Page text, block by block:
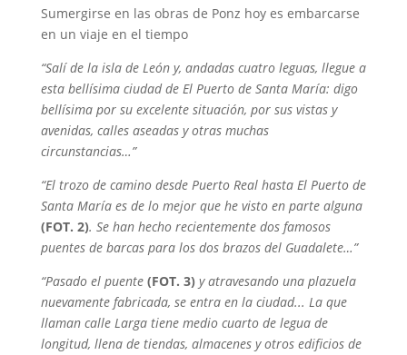
Sumergirse en las obras de Ponz hoy es embarcarse
en un viaje en el tiempo
“Salí de la isla de León y, andadas cuatro leguas, llegue a
esta bellísima ciudad de El Puerto de Santa María: digo
bellísima por su excelente situación, por sus vistas y
avenidas, calles aseadas y otras muchas
circunstancias…”
“El trozo de camino desde Puerto Real hasta El Puerto de
Santa María es de lo mejor que he visto en parte alguna
(FOT. 2). Se han hecho recientemente dos famosos
puentes de barcas para los dos brazos del Guadalete…”
“Pasado el puente (FOT. 3) y atravesando una plazuela
nuevamente fabricada, se entra en la ciudad... La que
llaman calle Larga tiene medio cuarto de legua de
longitud, llena de tiendas, almacenes y otros edificios de